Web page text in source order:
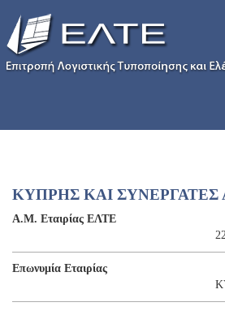
ΚΥΠΡΗΣ ΚΑΙ ΣΥΝΕΡΓΑΤΕΣ
Α.Μ. Εταιρίας ΕΛΤΕ
Επωνυμία Εταιρίας